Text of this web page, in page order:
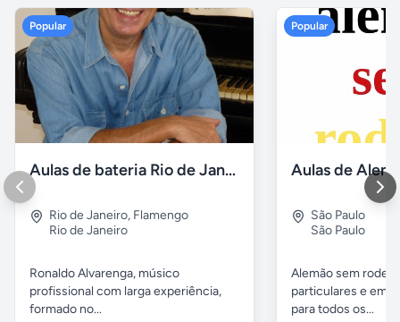
Popular
Aulas de bateria Rio de Janeiro
Rio de Janeiro, Flamengo
Rio de Janeiro
Ronaldo Alvarenga, músico
profissional com larga experiência,
formado no...
Popular
São Paulo
São Paulo
Alemão sem
particulares e em
para todos os...